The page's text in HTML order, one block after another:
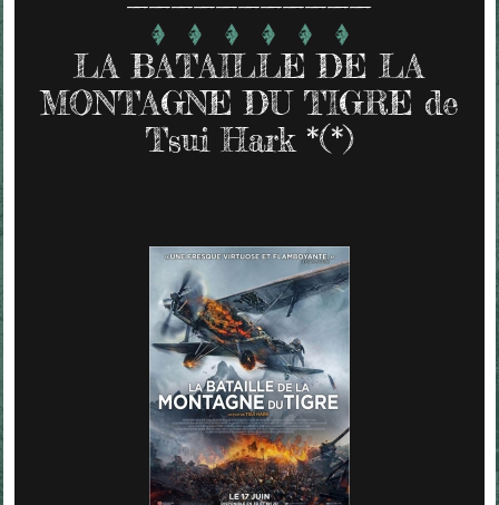
LA BATAILLE DE LA
MONTAGNE DU TIGRE de
Tsui Hark *(*)